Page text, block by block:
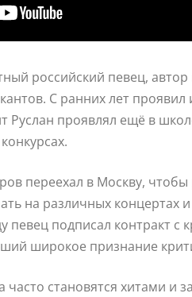
российский певец,
С ранних лет
Руслан проявлял ещё в
переехал в Москву,
на различных концертах
певец подписал контракт
широкое признание
часто становятся хитами